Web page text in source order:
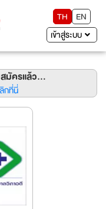
TH
EN
เข้าสู่ระบบ
มัครแล้ว...
กที่นี่